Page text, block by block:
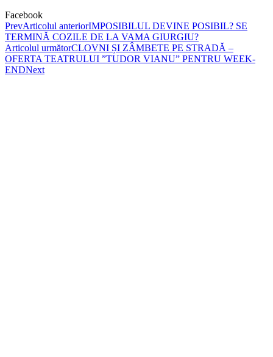
Facebook
PrevArticolul anteriorIMPOSIBILUL DEVINE POSIBIL? SE
TERMINĂ COZILE DE LA VAMA GIURGIU?
Articolul următorCLOVNI ȘI ZÂMBETE PE STRADĂ –
OFERTA TEATRULUI ”TUDOR VIANU” PENTRU WEEK-
ENDNext